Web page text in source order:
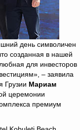
день символичен
созданная в нашей
для инвесторов
– заявила
Грузии Мариам
церемонии
премиум